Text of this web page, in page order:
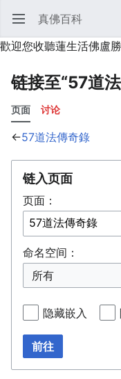
打开主菜单 真佛百科
歡迎您收聽蓮生活佛盧
链接至“57道
页面 讨论
←57道法傳奇錄
链入页面
页面：
命名空间：
隐藏嵌入
前往